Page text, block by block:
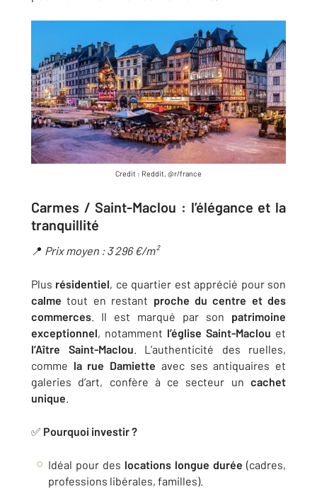
Credit : Reddit, @r/france
Carmes / Saint-Maclou : l’élégance et la
tranquillité
📍 Prix moyen : 3 296 €/m²
Plus résidentiel, ce quartier est apprécié pour son
calme tout en restant proche du centre et des
commerces. Il est marqué par son patrimoine
exceptionnel, notamment l’église Saint-Maclou et
l’Aître Saint-Maclou. L’authenticité des ruelles,
comme la rue Damiette avec ses antiquaires et
galeries d’art, confère à ce secteur un cachet
unique.
✅ Pourquoi investir ?
Idéal pour des locations longue durée (cadres,
professions libérales, familles).